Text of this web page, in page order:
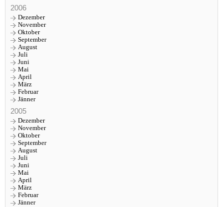
2006
Dezember
November
Oktober
September
August
Juli
Juni
Mai
April
März
Februar
Jänner
2005
Dezember
November
Oktober
September
August
Juli
Juni
Mai
April
März
Februar
Jänner